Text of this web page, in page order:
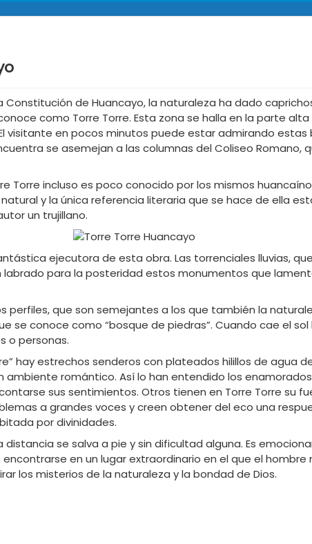
Constitución de Huancayo, la naturaleza ha dado
como Torre Torre. Esta zona se halla en la parte alta
visitante en pocos minutos puede estar admirando estas
se asemejan a las columnas del Coliseo Romano,
Torre incluso es poco conocido por los mismos
y la única referencia literaria que se hace de ella
un trujillano.
ejecutora de esta obra. Las torrenciales lluvias,
labrado para la posteridad estos monumentos que
perfiles, que son semejantes a los que también la
se conoce como “bosque de piedras”. Cuando cae el
o personas.
hay estrechos senderos con plateados hilillos de agua
ambiente romántico. Así lo han entendido los
sus sentimientos. Otros tienen en Torre Torre su
a grandes voces y creen obtener del eco una
por divinidades.
distancia se salva a pie y sin dificultad alguna. Es
en un lugar extraordinario en el que el hombre
los misterios de la naturaleza y la bondad de Dios.